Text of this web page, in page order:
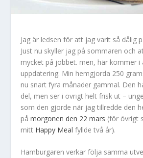
Jag är ledsen för att jag varit så dålig
Just nu skyller jag på sommaren och
mycket på jobbet. men, här kommer i
uppdatering. Min hemgjorda 250
nu snart fyra månader gammal. Den
del, men ser i övrigt helt frisk ut –
som den gjorde när jag tillredde den
påmorgonen den 22 mars (för övrigt
mitt Happy Meal fyllde två år).
Hamburgaren verkar följa samma